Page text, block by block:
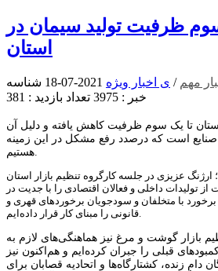
ظرفیت تولید سیمان در
استان
مهم / ی اخبار ویژه 2021-07-18
شناسه
خبر : 3975
تعداد بازدید : 381
تا یک سوم ظرفیت کاهش یافته و دلیل آن
است که درصدد رفع مشکل در این زمینه
هستیم.
ارژنگ عزیزی در جلسه کارگروه تنظیم بازار استان
تولیدات داخلی و فعالان اقتصادی را با جدیت در
برخورد با متخلفان و سودجویان برخوردهای قهری و
قانونی را مبنای کار قرار داده‌ایم.
بازار گوشت و مرغ نیز هماهنگی‌های لازم به
قبلی را جبران کرده‌ایم و هم‌اکنون نیز
دام زنده، کشتارگاه‌ها و اتحادیه قصابان برای